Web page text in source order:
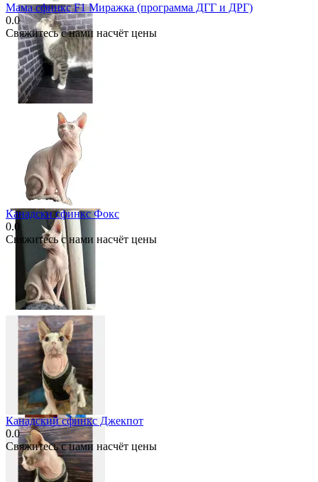
Мама сфинкс F1 Миражка (программа ДГГ и ДРГ)
0.0
Свяжитесь с нами насчёт цены
Канадски сфинкс Фокс
0.0
Свяжитесь с нами насчёт цены
Канадский сфинкс Джекпот
0.0
Свяжитесь с нами насчёт цены